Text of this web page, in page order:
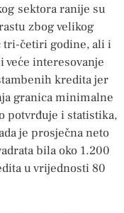
sektora ranije su
zbog velikog
tri-četiri godine, ali i
interesovanje
kredita jer
granica minimalne
potvrđuje i statistika,
je prosječna neto
bila oko 1.200
u vrijednosti 80